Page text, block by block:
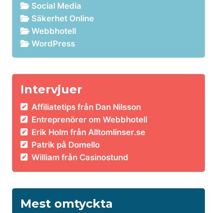
Social Media
Säkerhet Online
Webbhotell
WordPress
Intervjuer
Affiliatetips från Dan Nilsson
Entreprenörer om Webbhotell
Erik Holm från Alltomlinser.se
Patrik på Domello
William från Casinostund
Mest omtyckta